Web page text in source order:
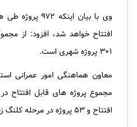
وی با بیان
۳۰۱ پروژه شهری است.
معاون هماهنگی امور عمرانی
افتتاح و ۵۳ پروژه در مرحله کلنگ زنی است.